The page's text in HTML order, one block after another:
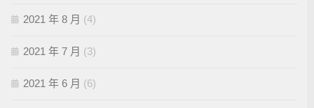
2021 年 8 月 (4)
2021 年 7 月 (3)
2021 年 6 月 (6)